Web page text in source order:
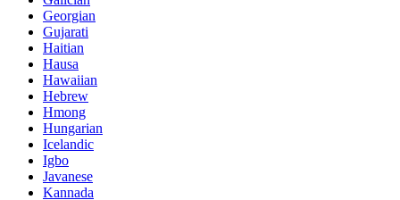
Georgian
Gujarati
Haitian
Hausa
Hawaiian
Hebrew
Hmong
Hungarian
Icelandic
Igbo
Javanese
Kannada